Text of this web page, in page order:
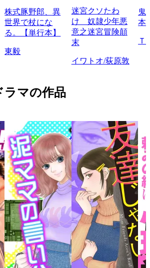
株式豚野郎、異
世界で杖にな
る。【単行本】
東毅
迷宮クソたわ
け 奴隷少年悪
意之迷宮冒険顛
末
イワトオ/荻原敦
鬼
本
Ｔ
ラマの作品